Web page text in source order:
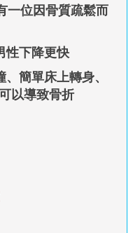
一位因骨質疏鬆而
性下降更快
簡單床上轉身、
以導致骨折